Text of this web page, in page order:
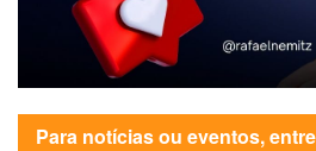
Para notícias ou eventos,